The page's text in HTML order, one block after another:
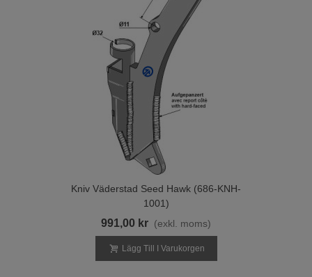
Kniv Väderstad Seed Hawk (686-KNH-
1001)
991,00 kr (exkl. moms)
Lägg Till I Varukorgen